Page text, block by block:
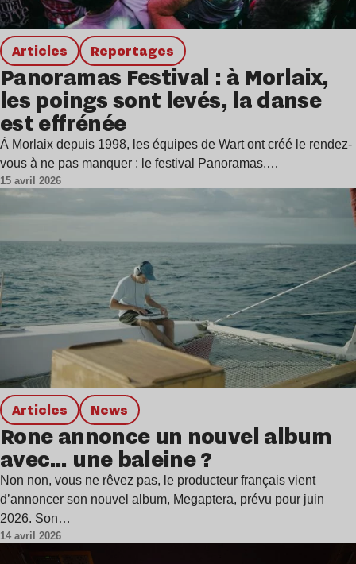
Articles Reportages
Panoramas Festival : à Morlaix,
les poings sont levés, la danse
est effrénée
À Morlaix depuis 1998, les équipes de Wart ont créé le rendez-
vous à ne pas manquer : le festival Panoramas.…
15 avril 2026
Articles news
Rone annonce un nouvel album
avec… une baleine ?
Non non, vous ne rêvez pas, le producteur français vient
d’annoncer son nouvel album, Megaptera, prévu pour juin
2026. Son…
14 avril 2026